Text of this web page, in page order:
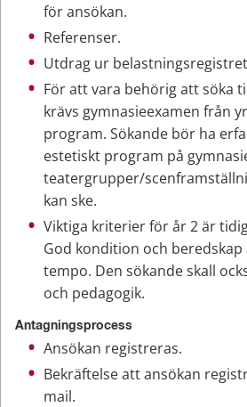
för ansökan.
Referenser.
Utdrag ur
För att vara behörig att söka
krävs gymnasieexamen från
program. Sökande bör ha
estetiskt program på
teatergrupper/
kan ske.
Viktiga kriterier för år 2 är
God kondition och
tempo. Den sökande skall
och pedagogik.
Antagningsprocess
Ansökan registreras.
Bekräftelse att ansökan
mail.